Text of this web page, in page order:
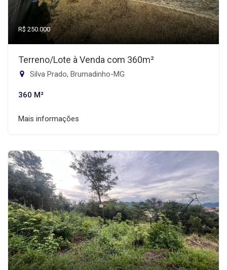
R$ 250.000
Terreno/Lote à Venda com 360m²
Silva Prado, Brumadinho-MG
360 M²
Mais informações